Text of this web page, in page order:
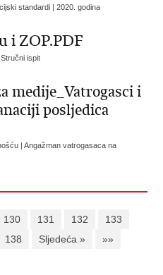
standardi |2020. godina
i ZOP.PDF
Stručni ispit
medije_Vatrogasci i
posljedica
|Angažman vatrogasaca na
130 131 132
133
138 Sljedeća » »»